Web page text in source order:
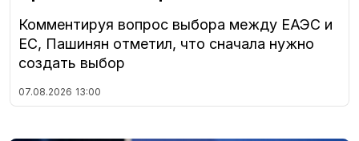
Комментируя вопрос выбора между ЕАЭС и
ЕС, Пашинян отметил, что сначала нужно
создать выбор
07.08.2026 13:00